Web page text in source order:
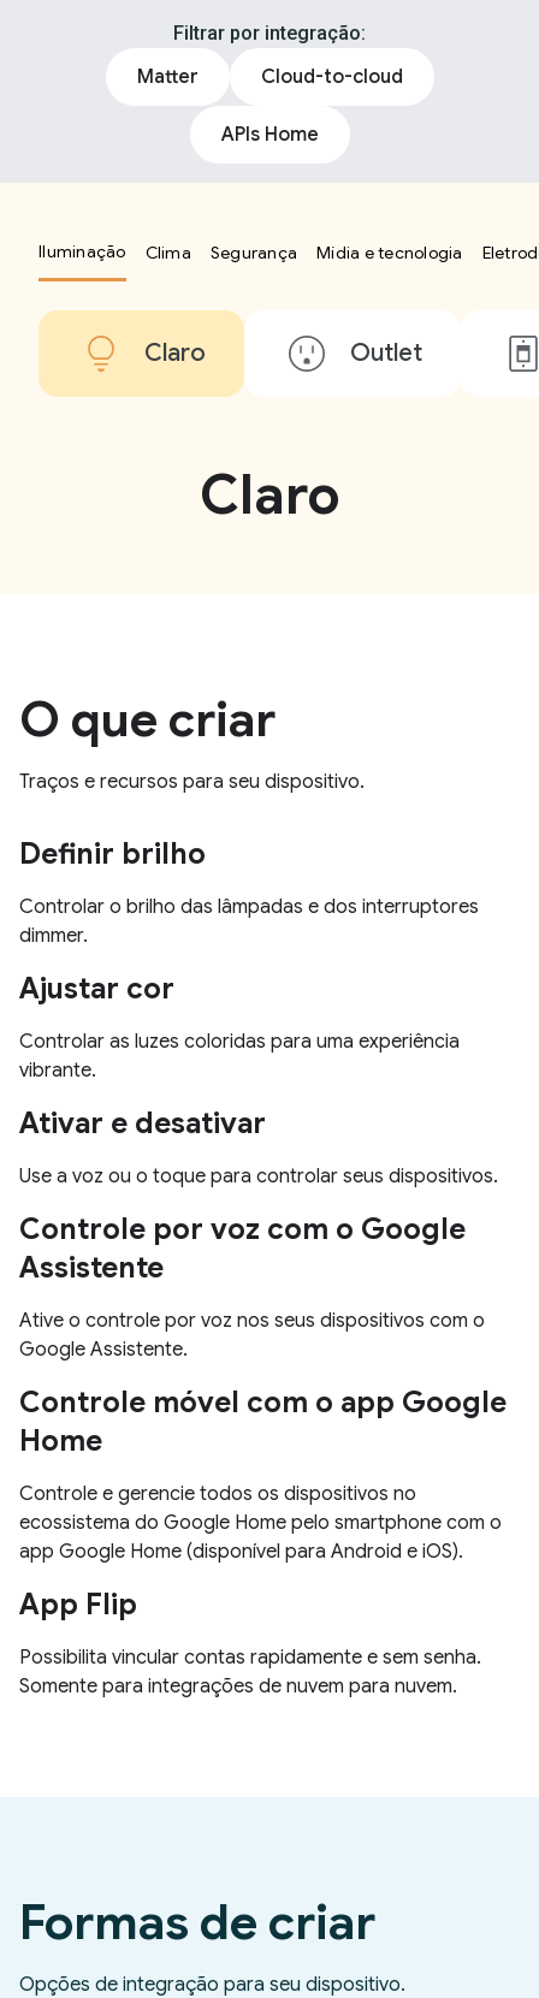
Filtrar por integração:
Matter Cloud-to-cloud
APIs Home
Iluminação Clima Segurança Mídia e tecnologia
Claro Outlet
Claro
O que criar
Traços e recursos para seu dispositivo.
Definir brilho
Controlar o brilho das lâmpadas e dos interruptores
dimmer.
Ajustar cor
Controlar as luzes coloridas para uma experiência
vibrante.
Ativar e desativar
Use a voz ou o toque para controlar seus dispositivos.
Controle por voz com o Google
Assistente
Ative o controle por voz nos seus dispositivos com o
Google Assistente.
Controle móvel com o app Google
Home
Controle e gerencie todos os dispositivos no
ecossistema do Google Home pelo smartphone com o
app Google Home (disponível para Android e iOS).
App Flip
Possibilita vincular contas rapidamente e sem senha.
Somente para integrações de nuvem para nuvem.
Formas de criar
Opções de integração para seu dispositivo.